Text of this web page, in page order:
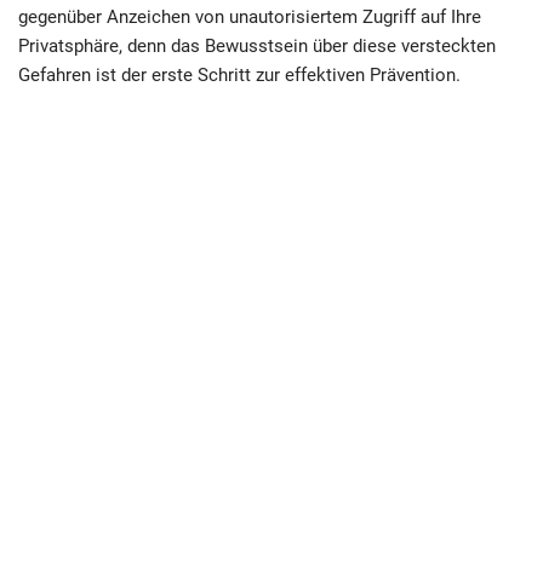
gegenüber Anzeichen von unautorisiertem Zugriff auf Ihre
Privatsphäre, denn das Bewusstsein über diese versteckten
Gefahren ist der erste Schritt zur effektiven Prävention.